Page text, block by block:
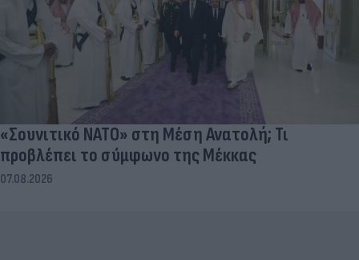
«Σουνιτικό ΝΑΤΟ» στη Μέση Ανατολή; Τι
προβλέπει το σύμφωνο της Μέκκας
07.08.2026